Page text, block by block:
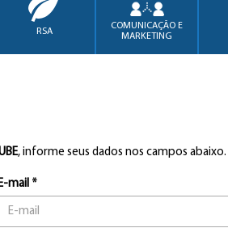
RSA
COMUNICAÇÃO E
MARKETING
, informe seus dados nos campos abaixo.
mail *